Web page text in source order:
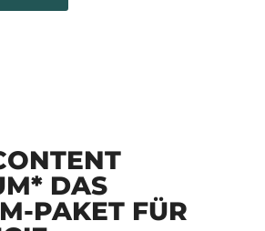
DAS
PAKET FÜR